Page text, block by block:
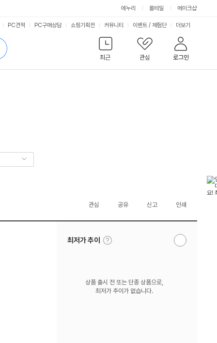
에누리 몰테일 메이크샵
최근
관심 로그인
PC견적 PC구매상담 쇼핑기획전 커뮤니티 이벤트 / 체험단 서
비
스
더보기
관심 공유 신고 인쇄
최저가 추이
툴
팁
알
상품 출시 전 또는 단종 상품으로,
최저가 추이가 없습니다.